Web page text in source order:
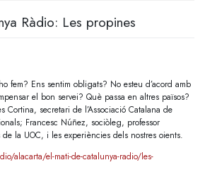
Ràdio: Les propines
fem? Ens sentim obligats? No esteu d’acord amb
el bon servei? Què passa en altres països?
Cortina, secretari de l’Associació Catalana de
Francesc Núñez, sociòleg, professor
la UOC, i les experiències dels nostres oients.
alacarta/el-mati-de-catalunya-radio/les-